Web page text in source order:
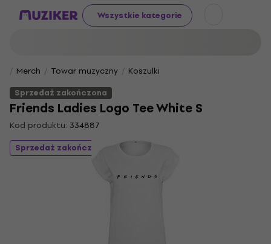
Wszystkie kategorie
Merch Towar muzyczny
Koszulki
Sprzedaż zakończona
Friends Ladies Logo Tee White S
Kod produktu: 334887
Sprzedaż zakończona